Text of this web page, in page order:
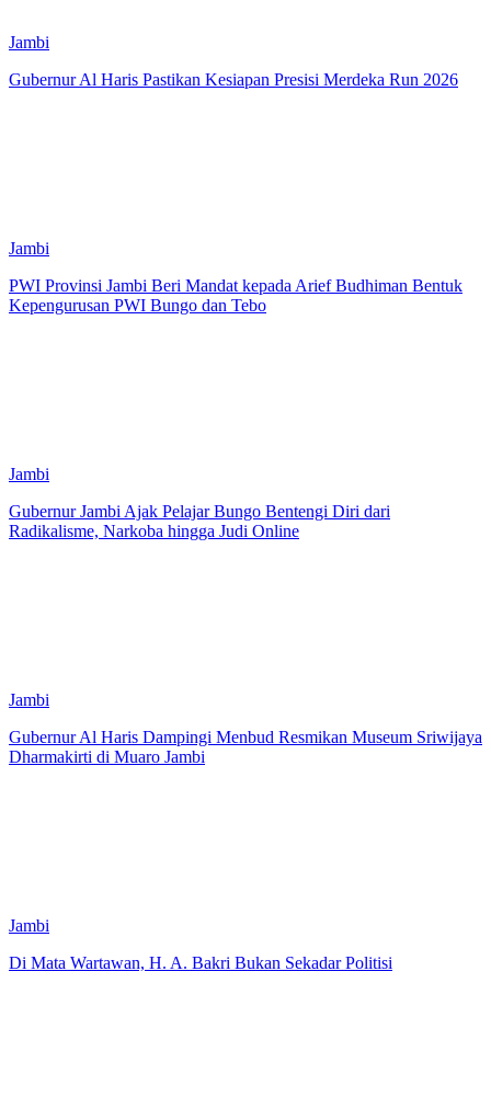
Jambi
Gubernur Al Haris Pastikan Kesiapan Presisi Merdeka Run 2026
Jambi
PWI Provinsi Jambi Beri Mandat kepada Arief Budhiman Bentuk
Kepengurusan PWI Bungo dan Tebo
Jambi
Gubernur Jambi Ajak Pelajar Bungo Bentengi Diri dari
Radikalisme, Narkoba hingga Judi Online
Jambi
Gubernur Al Haris Dampingi Menbud Resmikan Museum Sriwijaya
Dharmakirti di Muaro Jambi
Jambi
Di Mata Wartawan, H. A. Bakri Bukan Sekadar Politisi